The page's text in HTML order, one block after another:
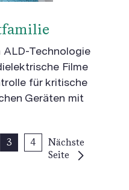
Technologie
Filme
für kritische
Geräten mit
3 4
Nächste
Seite